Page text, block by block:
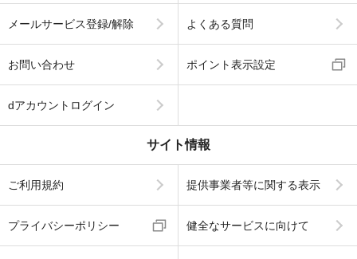
メールサービス登録/解除 よくある質問
お問い合わせ ポイント表示設定
dアカウントログイン
サイト情報
ご利用規約 提供事業者等に関する表示
プライバシーポリシー 健全なサービスに向けて